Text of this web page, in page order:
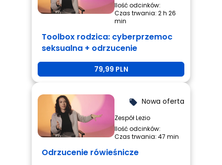
Ilość odcinków:
Czas trwania: 2 h 26
min
Toolbox rodzica: cyberprzemoc
seksualna + odrzucenie
rówieśnicze + przemoc
79,99 PLN
local_offer Nowa oferta
Zespół Lezio
Ilość odcinków:
Czas trwania: 47 min
Odrzucenie rówieśnicze